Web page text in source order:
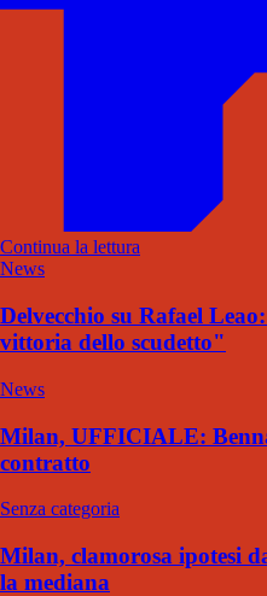
Continua la lettura
News
Delvecchio su Rafael
vittoria dello scudetto"
News
Milan, UFFICIALE:
contratto
Senza categoria
Milan, clamorosa ipotesi
la mediana